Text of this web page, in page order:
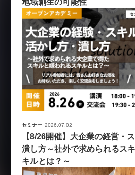
セミナー 2026.07.02
【8/26開催】大企業の経営・
潰し方～社外で求められるス
キルとは？～